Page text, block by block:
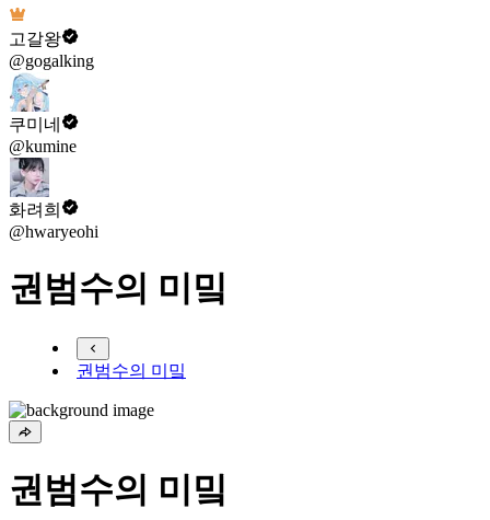
고갈왕
@gogalking
쿠미네
@kumine
화려희
@hwaryeohi
권범수의 미밐
권범수의 미밐
권범수의 미밐